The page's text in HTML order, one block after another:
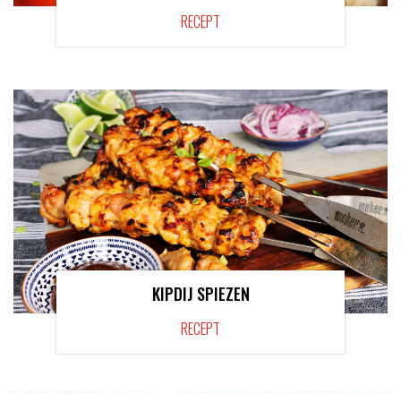
RECEPT
KIPDIJ SPIEZEN
RECEPT